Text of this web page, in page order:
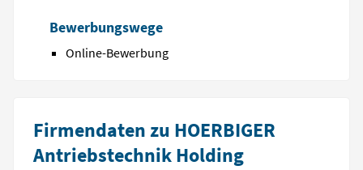
Bewerbungswege
Online-Bewerbung
Firmendaten zu HOERBIGER
Antriebstechnik Holding